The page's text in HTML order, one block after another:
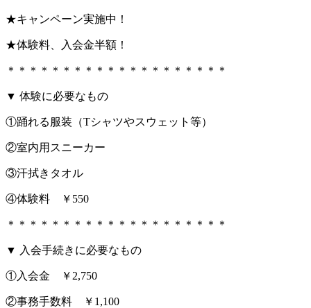
★キャンペーン実施中！
★体験料、入会金半額！
＊＊＊＊＊＊＊＊＊＊＊＊＊＊＊＊＊＊＊＊
▼ 体験に必要なもの
①踊れる服装（Tシャツやスウェット等）
②室内用スニーカー
③汗拭きタオル
④体験料 ￥550
＊＊＊＊＊＊＊＊＊＊＊＊＊＊＊＊＊＊＊＊
▼ 入会手続きに必要なもの
①入会金 ￥2,750
②事務手数料 ￥1,100